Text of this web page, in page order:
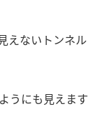
えないトンネル
うにも見えます